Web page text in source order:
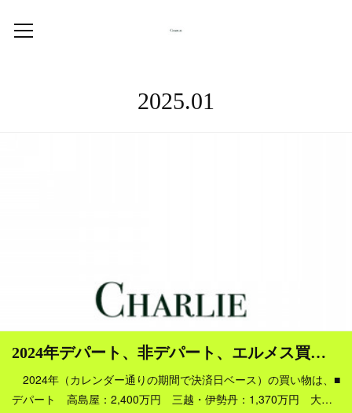
2025.01
2024年デパート、非デパート、エルメス買…
2024年（カレンダー通りの期間で決済日ベース）の買い物は、■
デパート 高島屋：2,400万円 三越・伊勢丹：1,370万円 大…